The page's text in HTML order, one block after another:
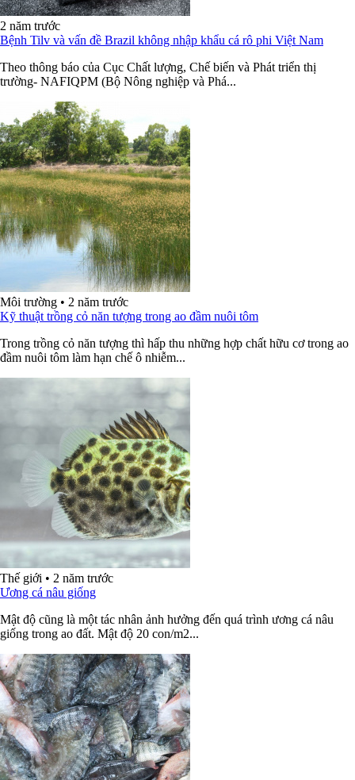
2 năm trước
Bệnh Tilv và vấn đề Brazil không nhập khẩu cá rô phi Việt Nam
Theo thông báo của Cục Chất lượng, Chế biến và Phát triển thị
trường- NAFIQPM (Bộ Nông nghiệp và Phá...
Môi trường • 2 năm trước
Kỹ thuật trồng cỏ năn tượng trong ao đầm nuôi tôm
Trong trồng cỏ năn tượng thì hấp thu những hợp chất hữu cơ trong ao
đầm nuôi tôm làm hạn chế ô nhiễm...
Thế giới • 2 năm trước
Ương cá nâu giống
Mật độ cũng là một tác nhân ảnh hưởng đến quá trình ương cá nâu
giống trong ao đất. Mật độ 20 con/m2...